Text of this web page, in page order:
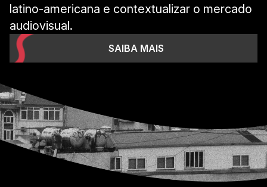
latino-americana e contextualizar o mercado
audiovisual.
SAIBA MAIS